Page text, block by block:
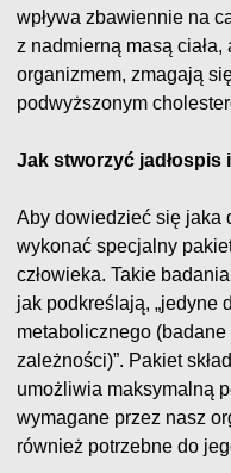
wpływa zbawiennie na
z nadmierną masą
organizmem, zmagają
podwyższonym
Jak stworzyć jadłospis
Aby dowiedzieć się jaka
wykonać specjalny
człowieka. Takie
jak podkreślają, „jedyne
metabolicznego
zależności)”. Pakiet
umożliwia maksymalną
wymagane przez nasz
również potrzebne do